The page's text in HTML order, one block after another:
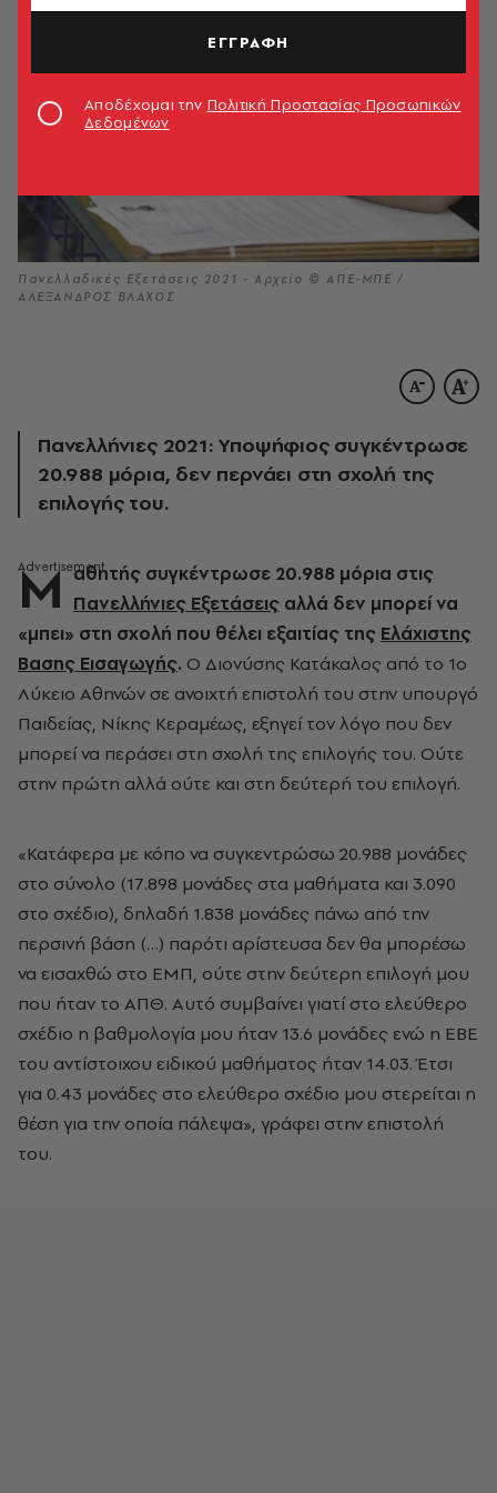
Πανελλαδικές Εξετάσεις 2021 - Αρχείο © ΑΠΕ-ΜΠΕ /
ΑΛΕΞΑΝΔΡΟΣ ΒΛΑΧΟΣ
Πανελλήνιες 2021: Υποψήφιος συγκέντρωσε
20.988 μόρια, δεν περνάει στη σχολή της
επιλογής του.
M αθητής συγκέντρωσε 20.988 μόρια στις
Πανελλήνιες Εξετάσεις αλλά δεν μπορεί να
«μπει» στη σχολή που θέλει εξαιτίας της Ελάχιστης
Βασης Εισαγωγής. Ο Διονύσης Κατάκαλος από το 1ο
Λύκειο Αθηνών σε ανοιχτή επιστολή του στην υπουργό
Παιδείας, Νίκης Κεραμέως, εξηγεί τον λόγο που δεν
μπορεί να περάσει στη σχολή της επιλογής του. Ούτε
στην πρώτη αλλά ούτε και στη δεύτερή του επιλογή.
«Κατάφερα με κόπο να συγκεντρώσω 20.988 μονάδες
στο σύνολο (17.898 μονάδες στα μαθήματα και 3.090
στο σχέδιο), δηλαδή 1.838 μονάδες πάνω από την
περσινή βάση (…) παρότι αρίστευσα δεν θα μπορέσω
να εισαχθώ στο ΕΜΠ, ούτε στην δεύτερη επιλογή μου
που ήταν το ΑΠΘ. Αυτό συμβαίνει γιατί στο ελεύθερο
σχέδιο η βαθμολογία μου ήταν 13.6 μονάδες ενώ η ΕΒΕ
του αντίστοιχου ειδικού μαθήματος ήταν 14.03. Έτσι
για 0.43 μονάδες στο ελεύθερο σχέδιο μου στερείται η
θέση για την οποία πάλεψα», γράφει στην επιστολή
του.
ΕΓΓΡΑΦΗ
Αποδέχομαι την Πολιτική Προστασίας Προσωπικών
Δεδομένων